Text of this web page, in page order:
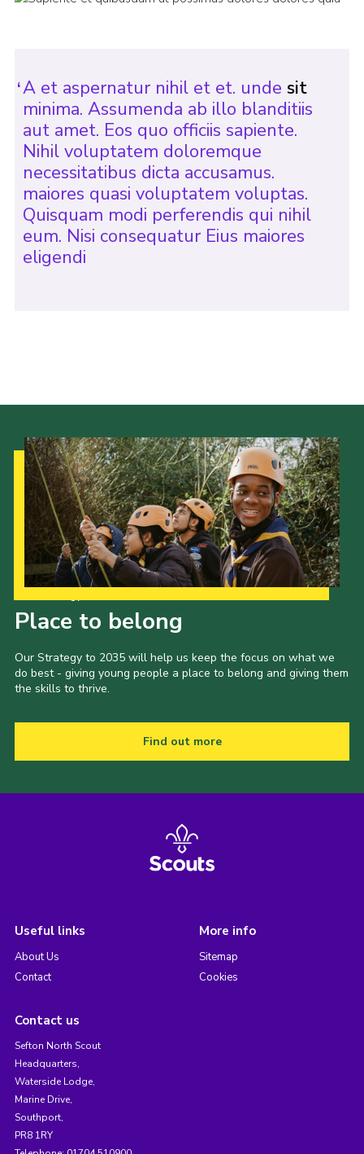
A et aspernatur nihil et et. unde sit
minima. Assumenda ab illo blanditiis
aut amet. Eos quo officiis sapiente.
Nihil voluptatem doloremque
necessitatibus dicta accusamus.
maiores quasi voluptatem voluptas.
Quisquam modi perferendis qui nihil
eum. Nisi consequatur Eius maiores
eligendi
Place to belong
Our Strategy to 2035 will help us keep the focus on what we
do best - giving young people a place to belong and giving them
the skills to thrive.
Find out more
Useful links
About Us
Contact
More info
Sitemap
Cookies
Contact us
Sefton North Scout
Headquarters,
Waterside Lodge,
Marine Drive,
Southport,
PR8 1RY